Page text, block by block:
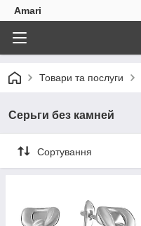
Amari
Товари та послуги
Серьги без камней
Сортування